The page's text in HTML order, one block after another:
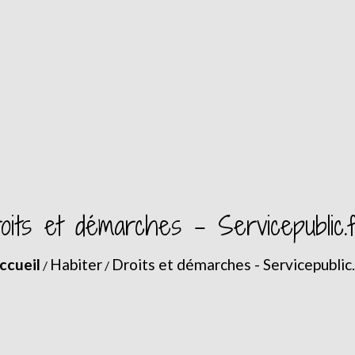
et démarches -
/ Habiter / Droits et démarches -